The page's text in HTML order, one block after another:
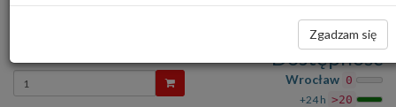
Zgadzam się
Śruba imbusowa N91126201 VAG
Wprowadź
ilość
Dostępność
Wrocław 0
+24 h >20